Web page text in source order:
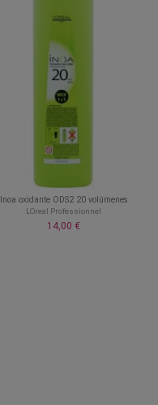
Inoa oxidante ODS2 20 volúmenes
LOreal Professionnel
14,00 €